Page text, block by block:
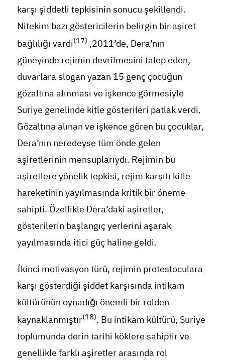
karşı şiddetli tepkisinin sonucu şekillendi.
Nitekim bazı göstericilerin belirgin bir aşiret
bağlılığı vardı(17) ,2011’de, Dera’nın
güneyinde rejimin devrilmesini talep eden,
duvarlara slogan yazan 15 genç çocuğun
gözaltına alınması ve işkence görmesiyle
Suriye genelinde kitle gösterileri patlak verdi.
Gözaltına alınan ve işkence gören bu çocuklar,
Dera’nın neredeyse tüm önde gelen
aşiretlerinin mensuplarıydı. Rejimin bu
aşiretlere yönelik tepkisi, rejim karşıtı kitle
hareketinin yayılmasında kritik bir öneme
sahipti. Özellikle Dera’daki aşiretler,
gösterilerin başlangıç yerlerini aşarak
yayılmasında itici güç haline geldi.
İkinci motivasyon türü, rejimin protestoculara
karşı gösterdiği şiddet karşısında intikam
kültürünün oynadığı önemli bir rolden
kaynaklanmıştır(18). Bu intikam kültürü, Suriye
toplumunda derin tarihi köklere sahiptir ve
genellikle farklı aşiretler arasında rol